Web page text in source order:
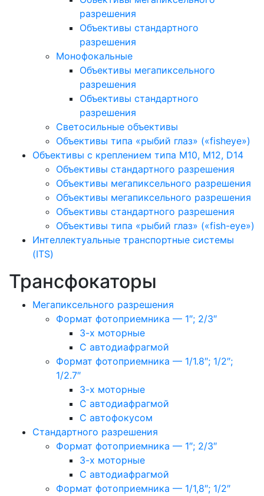
разрешения
Объективы стандартного
разрешения
Монофокальные
Объективы мегапиксельного
разрешения
Объективы стандартного
разрешения
Светосильные объективы
Объективы типа «рыбий глаз» («fisheye»)
Объективы с креплением типа M10, M12, D14
Объективы стандартного разрешения
Объективы мегапиксельного разрешения
Объективы мегапиксельного разрешения
Объективы стандартного разрешения
Объективы типа «рыбий глаз» («fish-eye»)
Интеллектуальные транспортные системы
(ITS)
Трансфокаторы
Мегапиксельного разрешения
Формат фотоприемника — 1″; 2/3″
3-х моторные
С автодиафрагмой
Формат фотоприемника — 1/1.8″; 1/2″;
1/2.7″
3-х моторные
С автодиафрагмой
С автофокусом
Стандартного разрешения
Формат фотоприемника — 1″; 2/3″
3-х моторные
С автодиафрагмой
Формат фотоприемника — 1/1,8″; 1/2″